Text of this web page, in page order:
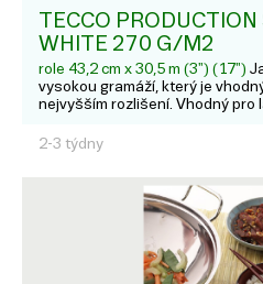
TECCO
WHITE 270 G/M2
role 43,2 cm x 30,5 m (3") (17")
vysokou gramáží, který je
nejvyšším rozlišení. Vhodný pro
2-3 týdny